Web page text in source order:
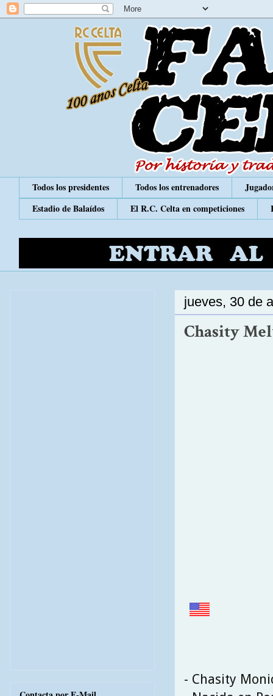
Todos los presidentes Todos los entrenadores
Estadio de Balaídos
El R.C. Celta en competiciones
jueves, 30 de
Chasity
- Chasity